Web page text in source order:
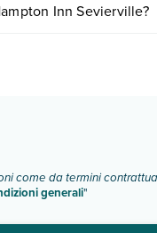
Inn Sevierville?
come da termini
generali"